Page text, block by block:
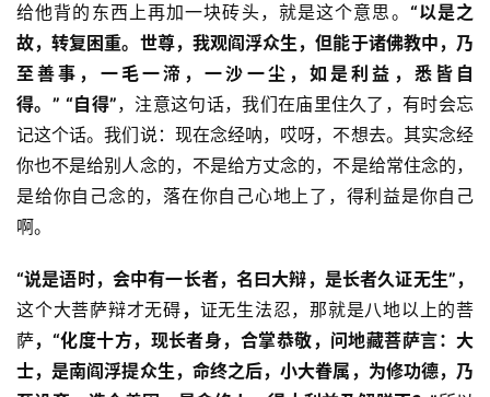
法
规
免
责
声
明
给他背的东西上再加一块砖头，就是这个意思。 “以是之
故，转复困重。世尊，我观阎浮众生，但能于诸佛教中，乃
至善事，一毛一渧，一沙一尘，如是利益，悉皆自
得。” “自得”，注意这句话，我们在庙里住久了，有时会忘
记这个话。我们说：现在念经呐，哎呀，不想去。其实念经
你也不是给别人念的，不是给方丈念的，不是给常住念的，
是给你自己念的，落在你自己心地上了，得利益是你自己
啊。
“说是语时，会中有一长者，名曰大辩， 是长者久证无生”，
这个大菩萨辩才无碍 ， 证无生法忍，那就是八地以上的菩
萨， “化度十方，现长者身，合掌恭敬，问地藏菩萨言：大
士，是南阎浮提众生，命终之后，小大眷属，为修功德，乃